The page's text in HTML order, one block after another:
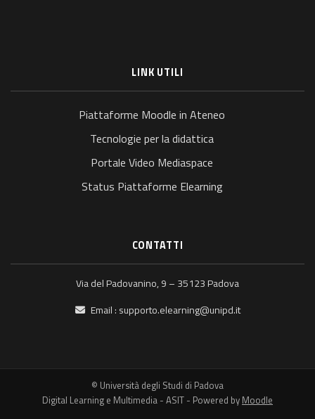
LINK UTILI
Piattaforme Moodle in Ateneo
Tecnologie per la didattica
Portale Video Mediaspace
Status Piattaforme Elearning
CONTATTI
Via del Padovanino, 9 – 35123 Padova
Email : supporto.elearning@unipd.it
© Università degli Studi di Padova
Digital Learning e Multimedia - ASIT - Powered by Moodle